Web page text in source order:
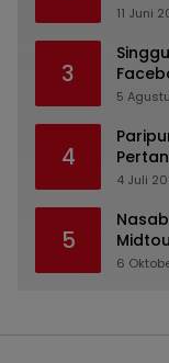
11 Juni
3
PDA
5
4
2022
4 Juli
5
6